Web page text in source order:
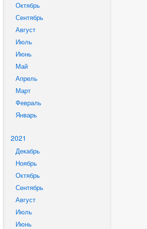
Октябрь
Сентябрь
Август
Июль
Июнь
Май
Апрель
Март
Февраль
Январь
2021
Декабрь
Ноябрь
Октябрь
Сентябрь
Август
Июль
Июнь